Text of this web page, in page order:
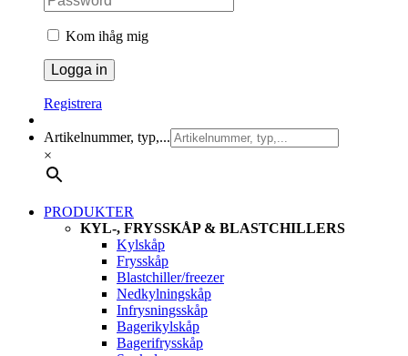
Kom ihåg mig
Registrera
Artikelnummer, typ,...
×
PRODUKTER
KYL-, FRYSSKÅP & BLASTCHILLERS
Kylskåp
Frysskåp
Blastchiller/freezer
Nedkylningskåp
Infrysningsskåp
Bagerikylskåp
Bagerifrysskåp